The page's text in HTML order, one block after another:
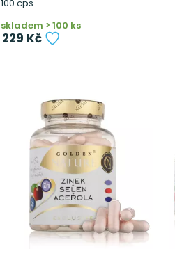
100 cps.
skladem > 100 ks
229 Kč